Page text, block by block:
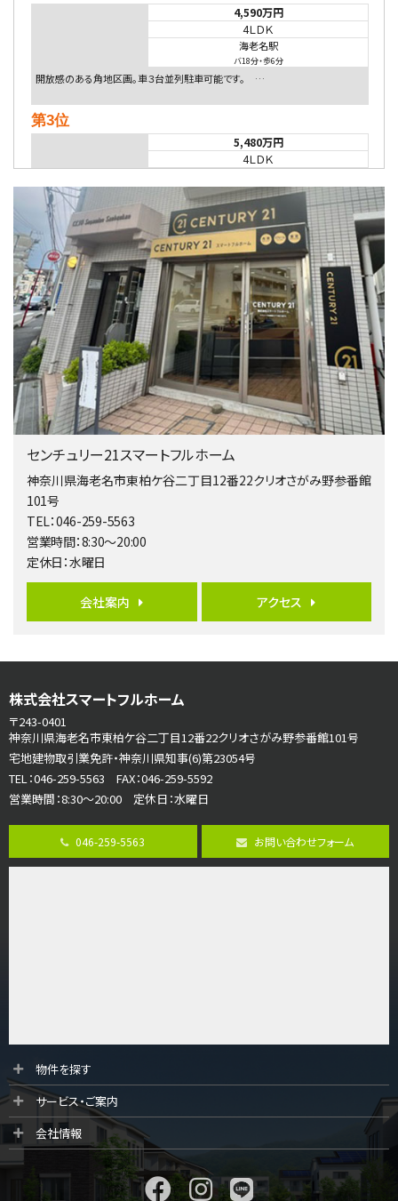
4,590万円
4ＬＤＫ
海老名駅
バ18分・歩6分
開放感のある角地区画。車３台並列駐車可能です。 …
第3位
5,480万円
4ＬＤＫ
バ9分・歩4分
２０１５年６月築、積水ハウス施工住宅です。 南東…
第4位
4,080万円
4ＬＤＫ
淵野辺駅
歩17分
南側道路に面しており日当たり良好。 キッチンから…
第5位
3,680万円
4ＬＤＫ
橋本駅
第6位
歩17分
ご家族が集まるLDKは１７．５帖とゆとりある広さ…
3,990万円
並列２台駐車可。１階はリビングと水まわりをまとめ…
第8位
海老名駅
バ15分・歩1分
リビングダイニング部分の床暖房完備 車並列2台駐…
桜ヶ丘駅
LDK約20帖とゆとりある広さ！WIC、SICの…
センチュリー21スマートフルホーム
神奈川県海老名市東柏ケ谷二丁目12番22クリオさがみ野参番館
101号
TEL：046-259-5563
営業時間：8:30～20:00
定休日：水曜日
会社案内 アクセス
株式会社スマートフルホーム
〒243-0401
神奈川県海老名市東柏ケ谷二丁目12番22クリオさがみ野参番館101号
宅地建物取引業免許・神奈川県知事(6)第23054号
TEL：046-259-5563 FAX：046-259-5592
営業時間：8:30～20:00 定休日：水曜日
046-259-5563 お問い合わせフォーム
物件を探す
サービス・ご案内
会社情報